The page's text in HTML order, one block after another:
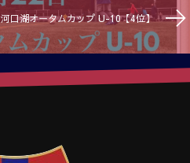
河口湖オータムカップ U-10【4位】